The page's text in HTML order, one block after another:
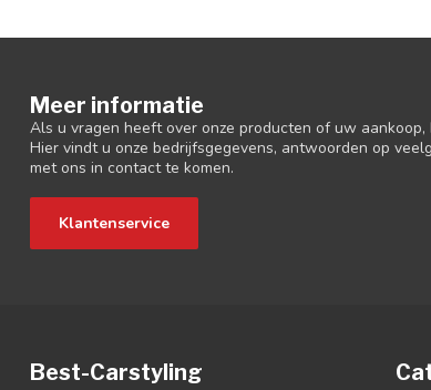
Meer informatie
Als u vragen heeft over onze producten of uw
Hier vindt u onze bedrijfsgegevens, antwoorden op
met ons in contact te komen.
Klantenservice
Best-Carstyling